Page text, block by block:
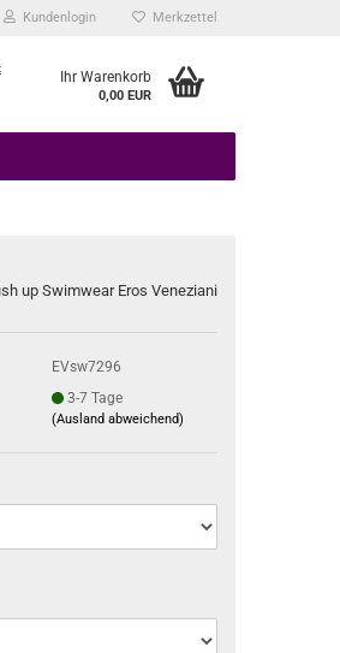
Kundenlogin Merkzettel
Ihr Warenkorb
0,00 EUR
up Swimwear Eros Veneziani
EVsw7296
3-7 Tage
(Ausland abweichend)